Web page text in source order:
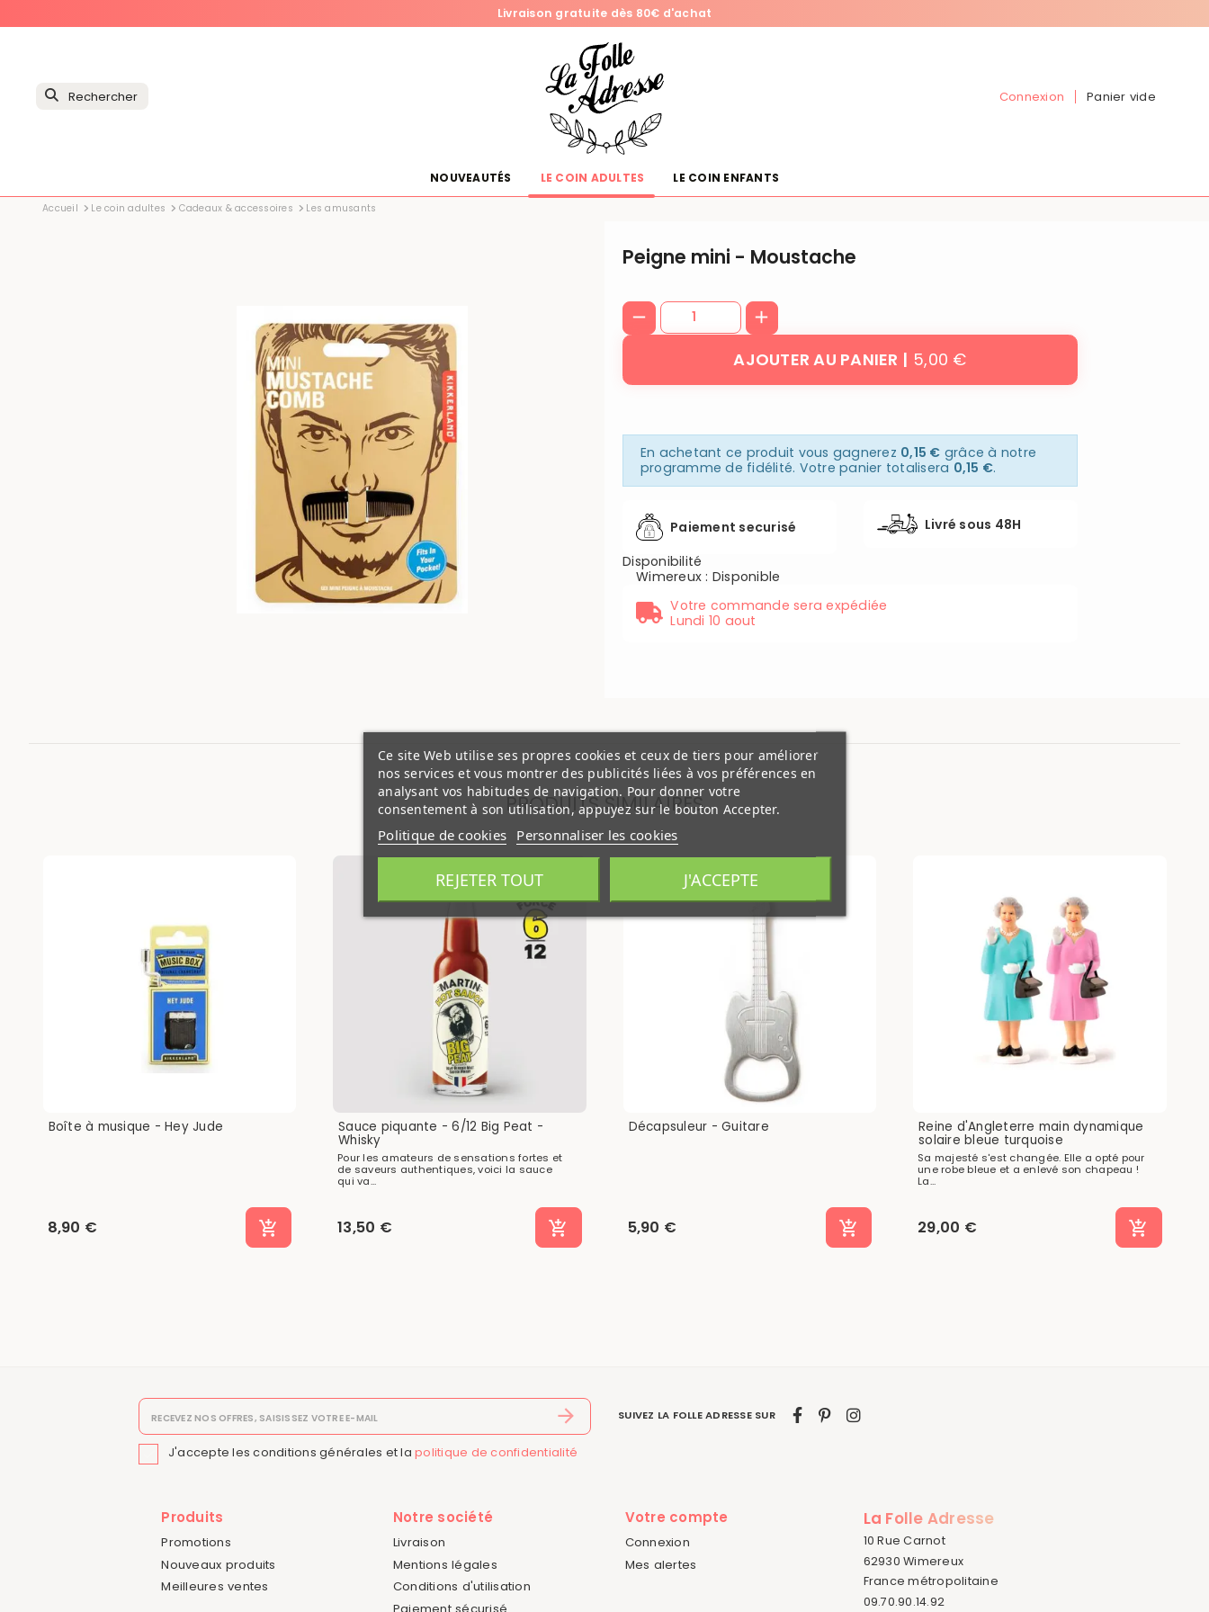
Livraison gratuite dès 80€ d'achat
Connexion Panier vide
NOUVEAUTÉS LE COIN ADULTES LE COIN ENFANTS
Accueil Le coin adultes Cadeaux & accessoires Les amusants
Peigne mini - Moustache
5,00 €
AJOUTER AU PANIER
En achetant ce produit vous gagnerez 0,15 € grâce à notre
programme de fidélité. Votre panier totalisera 0,15 €.
Paiement securisé Livré sous 48H
Disponibilité
Wimereux: Disponible
Votre commande sera expédiée
Lundi 10 aout
PRODUITS SIMILAIRES
Boîte à musique - Hey Jude
8,90 €
Sauce piquante - 6/12 Big Peat -
Whisky
Pour les amateurs de sensations fortes et
de saveurs authentiques, voici la sauce
qui va...
13,50 €
Décapsuleur - Guitare
5,90 €
Reine d'Angleterre main dynamique
solaire bleue turquoise
Sa majesté s'est changée. Elle a opté pour
une robe bleue et a enlevé son chapeau !
La...
29,00 €
J'accepte les conditions générales et lapolitique de confidentialité
SUIVEZ LA FOLLE ADRESSE SUR
Produits
Promotions
Nouveaux produits
Meilleures ventes
Notre société
Livraison
Mentions légales
Conditions d'utilisation
Paiement sécurisé
Votre compte
Connexion
Mes alertes
La Folle Adresse
10 Rue Carnot
62930 Wimereux
France métropolitaine
09.70.90.14.92
Ce site Web utilise ses propres cookies et ceux de tiers pour améliorer
nos services et vous montrer des publicités liées à vos préférences en
analysant vos habitudes de navigation. Pour donner votre
consentement à son utilisation, appuyez sur le bouton Accepter.
Politique de cookies Personnaliser les cookies
REJETER TOUT J'ACCEPTE